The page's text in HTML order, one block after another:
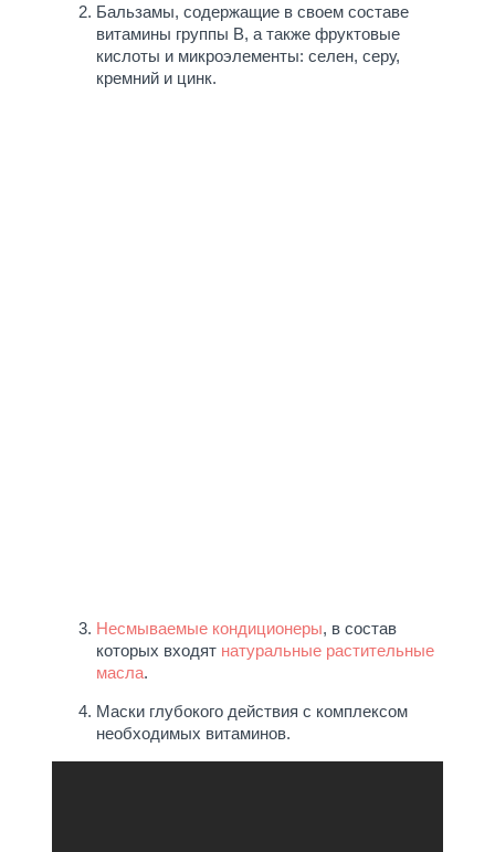
Бальзамы, содержащие в своем составе
витамины группы В, а также фруктовые
кислоты и микроэлементы: селен, серу,
кремний и цинк.
Несмываемые кондиционеры, в состав
которых входят натуральные растительные
масла.
Маски глубокого действия с комплексом
необходимых витаминов.